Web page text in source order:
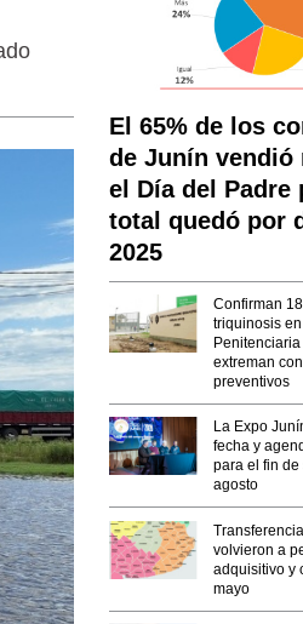
El 65% de los
de Junín vendió
el Día del Padre
total quedó por
2025
Confirman
triquinosis
extreman
preventivos
La Expo
fecha y
para el fin
agosto
volvieron a
adquisitivo y
mayo